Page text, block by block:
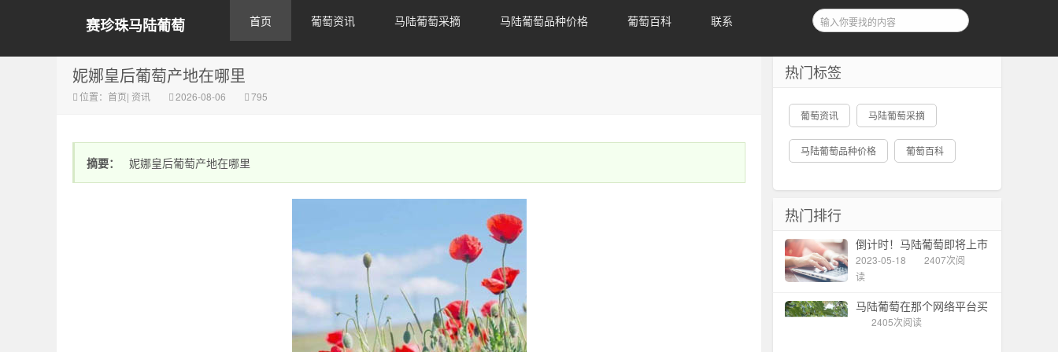
赛珍珠马陆葡萄 首页 葡萄资讯 马陆葡萄采摘 马陆葡萄品种价格 葡萄百科 联系
妮娜皇后葡萄产地在哪里
位置： 首页| 资讯 2026-08-06 795
摘要： 妮娜皇后葡萄产地在哪里
热门标签
葡萄资讯 马陆葡萄采摘
马陆葡萄品种价格 葡萄百科
热门排行
倒计时！马陆葡萄即将上市
2023-05-18
2407次阅
读
马陆葡萄在那个网络平台买
2405次阅读